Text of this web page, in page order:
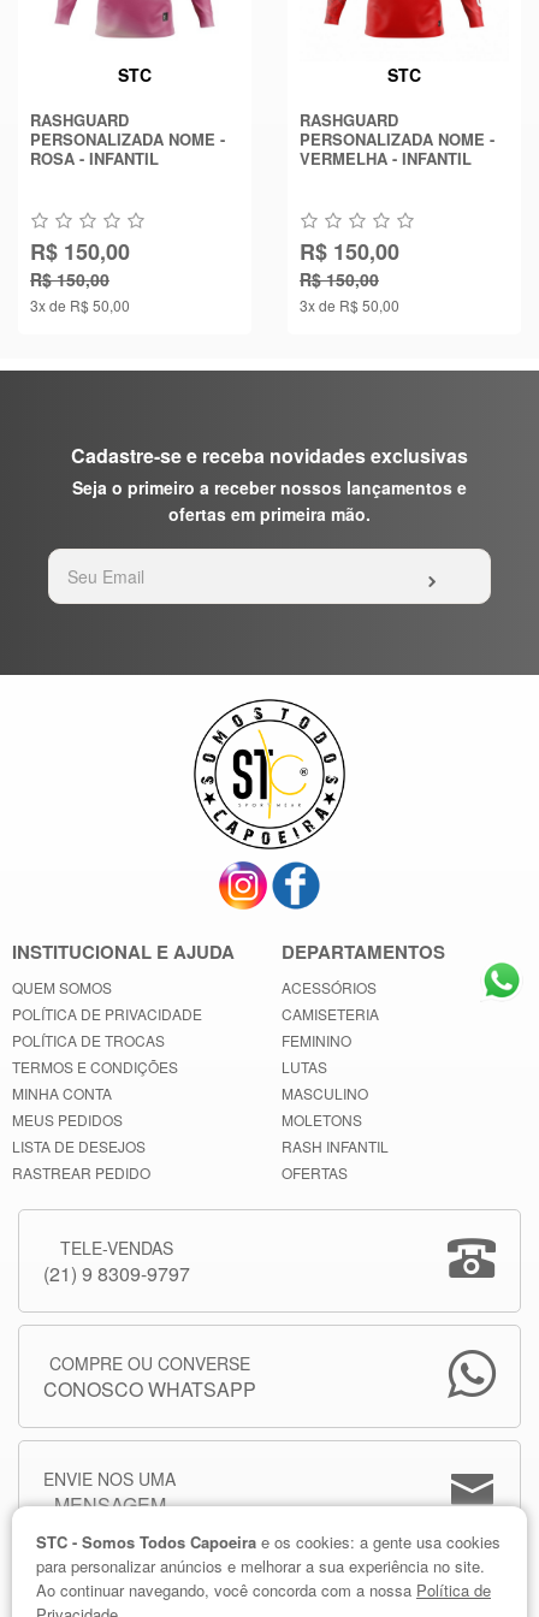
STC
RASHGUARD
PERSONALIZADA NOME -
ROSA - INFANTIL
R$ 150,00
R$ 150,00
3x de R$ 50,00
STC
RASHGUARD
PERSONALIZADA NOME -
VERMELHA - INFANTIL
R$ 150,00
R$ 150,00
3x de R$ 50,00
Cadastre-se e receba novidades exclusivas
Seja o primeiro a receber nossos lançamentos e
ofertas em primeira mão.
INSTITUCIONAL E AJUDA
QUEM SOMOS
POLÍTICA DE PRIVACIDADE
POLÍTICA DE TROCAS
TERMOS E CONDIÇÕES
MINHA CONTA
MEUS PEDIDOS
LISTA DE DESEJOS
RASTREAR PEDIDO
DEPARTAMENTOS
ACESSÓRIOS
CAMISETERIA
FEMININO
LUTAS
MASCULINO
MOLETONS
RASH INFANTIL
OFERTAS
TELE-VENDAS
(21) 9 8309-9797
COMPRE OU CONVERSE
CONOSCO WHATSAPP
ENVIE NOS UMA
MENSAGEM
STC - Somos Todos Capoeira e os cookies: a gente usa cookies
para personalizar anúncios e melhorar a sua experiência no site.
Ao continuar navegando, você concorda com a nossa Política de